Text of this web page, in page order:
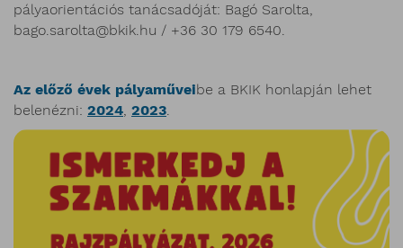
pályaorientációs tanácsadóját: Bagó Sarolta,
bago.sarolta@bkik.hu / +36 30 179 6540.
Az előző évek pályaműveibe a BKIK honlapján lehet
belenézni: 2024, 2023.